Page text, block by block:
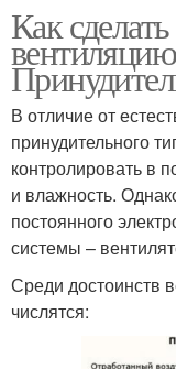
Как
В отличие от
принудительного
контролировать в
и влажность.
постоянного
системы –
Среди достоинств
числятся: